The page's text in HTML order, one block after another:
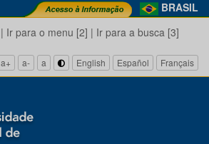
BRASIL
| Ir para o menu [2] | Ir para a busca [3]
a+ a- a English Español Français